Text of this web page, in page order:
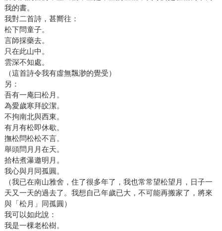
我的書。
我對二首詩，甚嚮往：
松下問童子。
言師採藥去。
只在此山中。
雲深不知處。
（這首詩令我有虛無飄渺的覺受）
另：
吾有一庵曰松月。
為愛歲寒拜皎潔。
不拘南北與西東。
有月有松即休歇。
撫松問松松不言。
舉頭問月月在天。
拾枯煮瀑邀明月。
我心與月同孤圓。
（我已在南山雅舍，住了很多年了，我也常常望松望月，日子一
天又一天的過去了。我想自己年歲已大，不可能再搬家了，將來
與「松月」同孤圓）
我可以如此說：
我是一棵老松樹。